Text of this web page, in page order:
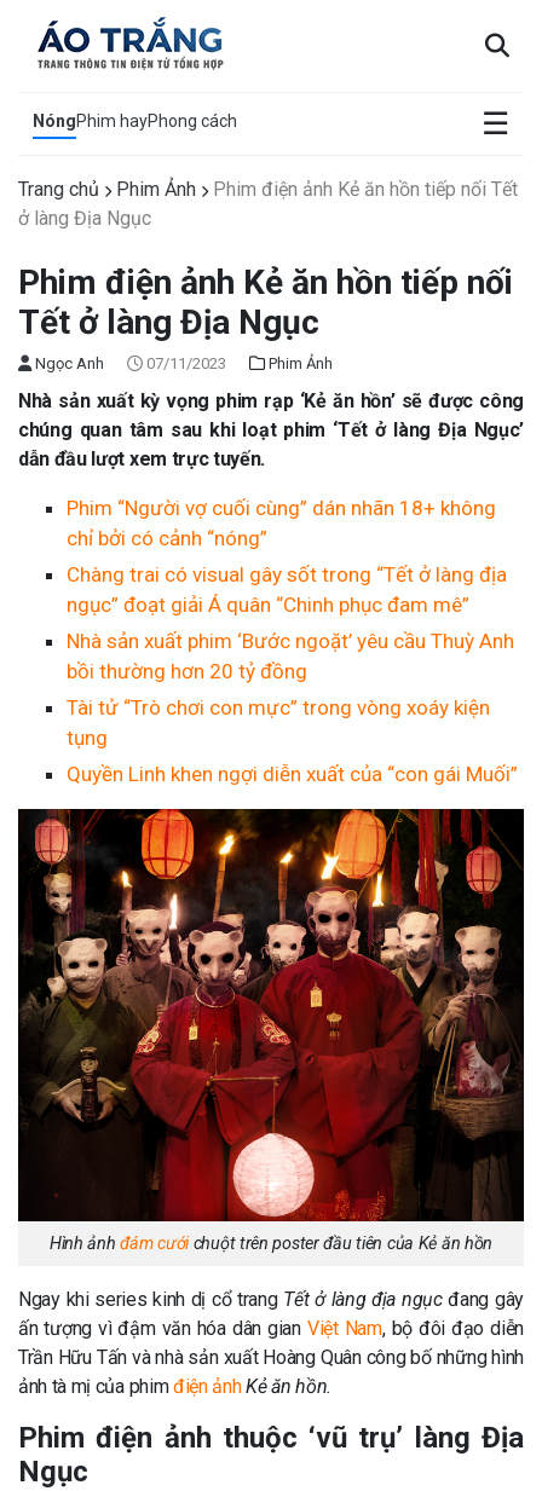
NóngPhim hayPhong cách ☰
×
Trang chủ Phim Ảnh
Phim điện ảnh Kẻ ăn hồn tiếp nối Tết
ở làng Địa Ngục
Phim điện ảnh Kẻ ăn hồn tiếp nối
Tết ở làng Địa Ngục
Ngọc Anh 07/11/2023 Phim Ảnh
Nhà sản xuất kỳ vọng phim rạp ‘Kẻ ăn hồn’ sẽ được công
chúng quan tâm sau khi loạt phim ‘Tết ở làng Địa Ngục’
dẫn đầu lượt xem trực tuyến.
Phim “Người vợ cuối cùng” dán nhãn 18+ không
chỉ bởi có cảnh “nóng”
Chàng trai có visual gây sốt trong “Tết ở làng địa
ngục” đoạt giải Á quân “Chinh phục đam mê”
Nhà sản xuất phim ‘Bước ngoặt’ yêu cầu Thuỳ Anh
bồi thường hơn 20 tỷ đồng
Tài tử “Trò chơi con mực” trong vòng xoáy kiện
tụng
Quyền Linh khen ngợi diễn xuất của “con gái Muối”
Hình ảnhđám cướichuột trên poster đầu tiên của Kẻ ăn hồn
Ngay khi series kinh dị cổ trang Tết ở làng địa ngụcđang gây
ấn tượng vì đậm văn hóa dân gian Việt Nam, bộ đôi đạo diễn
Trần Hữu Tấn và nhà sản xuất Hoàng Quân công bố những hình
ảnh tà mị của phimđiện ảnhKẻ ăn hồn.
Phim điện ảnh thuộc ‘vũ trụ’ làng Địa
Ngục